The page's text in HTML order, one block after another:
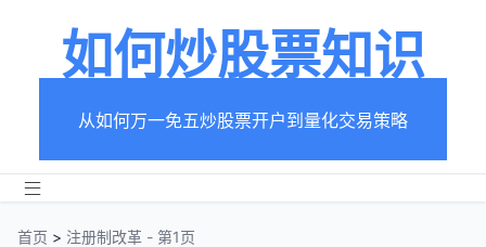
如何炒股票知识
从如何万一免五炒股票开户到量化交易策略
首页 > 注册制改革 - 第1页